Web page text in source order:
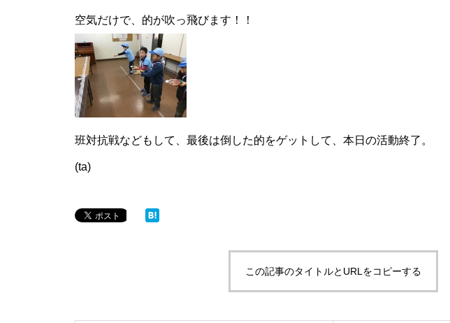
空気だけで、的が吹っ飛びます！！
班対抗戦などもして、最後は倒した的をゲットして、本日の活動終了。
(ta)
この記事のタイトルとURLをコピーする